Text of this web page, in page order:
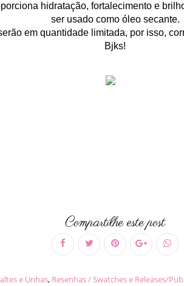
hidratação, fortalecimento e
ser usado como óleo secante.
em quantidade limitada, por isso,
Bjks!
Compartilhe este post
e Unhas, Resenhas / Swatches e Releases/